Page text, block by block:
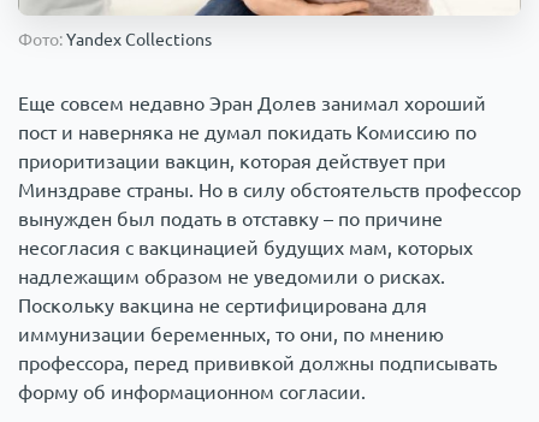
Происшествия 1000 мелочей
Фото:Yandex Collections
Еще совсем недавно Эран Долев занимал хороший
пост и наверняка не думал покидать Комиссию по
приоритизации вакцин, которая действует при
Минздраве страны. Но в силу обстоятельств профессор
вынужден был подать в отставку – по причине
несогласия с вакцинацией будущих мам, которых
надлежащим образом не уведомили о рисках.
Поскольку вакцина не сертифицирована для
иммунизации беременных, то они, по мнению
профессора, перед прививкой должны подписывать
форму об информационном согласии.